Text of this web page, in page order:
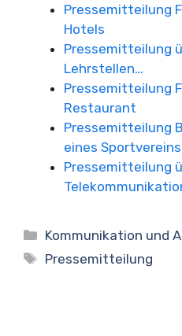
Pressemitteilung
Hotels
Pressemitteilung
Lehrstellen…
Pressemitteilung
Restaurant
Pressemitteilung
eines Sportvereins
Pressemitteilung
Kategorien
Kommunikation und
Schlagwörter
Pressemitteilung